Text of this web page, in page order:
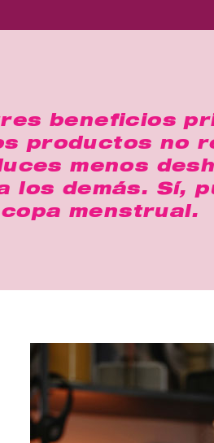
beneficios
productos no
menos
los demás. Sí,
menstrual.